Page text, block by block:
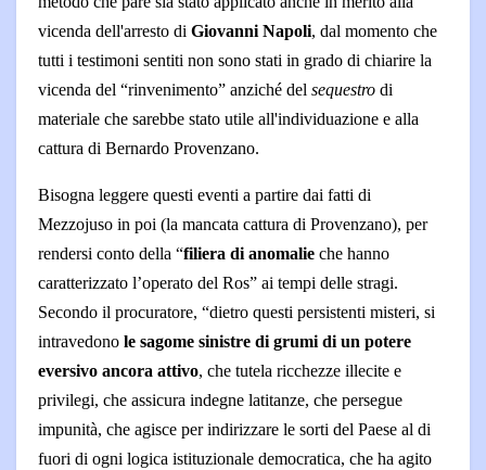
vicenda dell'arresto di Giovanni Napoli, dal momento che
tutti i testimoni sentiti non sono stati in grado di chiarire la
vicenda del “rinvenimento” anziché del sequestro di
materiale che sarebbe stato utile all'individuazione e alla
cattura di Bernardo Provenzano.
Bisogna leggere questi eventi a partire dai fatti di
Mezzojuso in poi (la mancata cattura di Provenzano), per
rendersi conto della “filiera di anomalie che hanno
caratterizzato l’operato del Ros” ai tempi delle stragi.
Secondo il procuratore, “dietro questi persistenti misteri, si
intravedono le sagome sinistre di grumi di un potere
eversivo ancora attivo, che tutela ricchezze illecite e
privilegi, che assicura indegne latitanze, che persegue
impunità, che agisce per indirizzare le sorti del Paese al di
fuori di ogni logica istituzionale democratica, che ha agito